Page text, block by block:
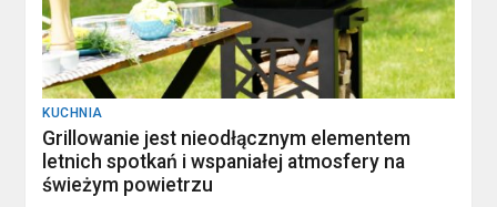
KUCHNIA
Grillowanie jest nieodłącznym elementem
letnich spotkań i wspaniałej atmosfery na
świeżym powietrzu